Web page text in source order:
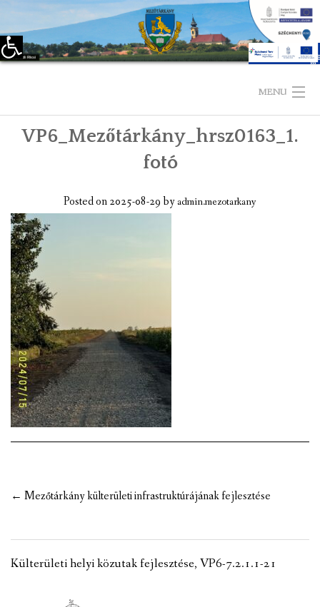
Eszköztár megnyitása
MENU
KEZDŐLAP
LÁTNIVALÓK
KAPCSOLAT
ÖNKORMÁNYZAT
KÉPVISELŐ-TESTÜLET
VÁLASZTÁSI INFORMÁCIÓK
NEMZETISÉGI ÖNKORMÁNYZAT
TÁRSULÁS
PÁLYÁZATOK
VP6_Mezőtárkány_hrsz0163_1.
fotó
Posted on2025-08-29byadmin.mezotarkany
Post
← Mezőtárkány külterületi infrastruktúrájának fejlesztése
Külterületi helyi közutak fejlesztése, VP6-7.2.1.1-21